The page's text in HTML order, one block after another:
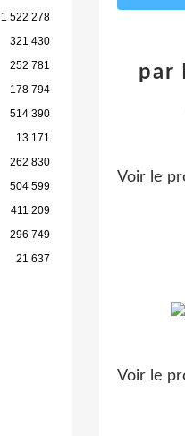
1 522 278
321 430
252 781
178 794
514 390
13 171
262 830
504 599
411 209
296 749
21 637
par
Voir le
Voir le